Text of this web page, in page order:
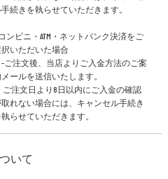
手続きを執らせていただきます。
ンビニ・ATM・ネットバンク決済をご
いただいた場合
注文後、当店よりご入金方法のご案
メールを送信いたします。
注文日より8日以内にご入金の確認
れない場合には、キャンセル手続き
執らせていただきます。
いて